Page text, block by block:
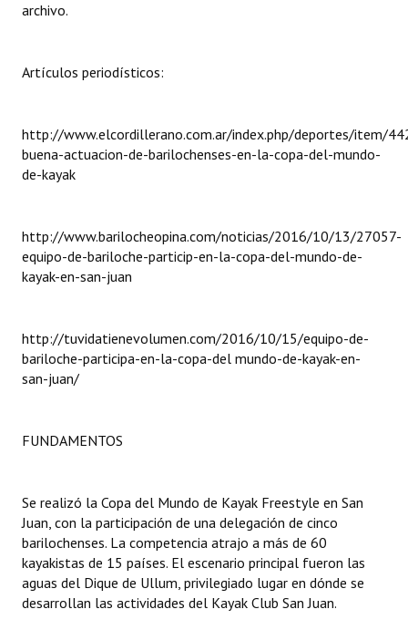
Proyectos Presentados
Actas de Sesión
Informes de Unidad Coordinadora
Actas de Audiencias Públicas
Comunicaciones
Declaraciones
Resoluciones de Presidencia
Antiguos Pobladores
Noticias Destacadas
Registros y Distinciones
archivo.
Artículos periodísticos:
http://www.elcordillerano.com.ar/index.php/deportes/item/
buena-actuacion-de-barilochenses-en-la-copa-del-mundo-
de-kayak
http://www.barilocheopina.com/noticias/2016/10/13/27057-
equipo-de-bariloche-particip-en-la-copa-del-mundo-de-
kayak-en-san-juan
http://tuvidatienevolumen.com/2016/10/15/equipo-de-
bariloche-participa-en-la-copa-del mundo-de-kayak-en-
san-juan/
FUNDAMENTOS
Se realizó la Copa del Mundo de Kayak Freestyle en San
Juan, con la participación de una delegación de cinco
barilochenses. La competencia atrajo a más de 60
kayakistas de 15 países. El escenario principal fueron las
aguas del Dique de Ullum, privilegiado lugar en dónde se
desarrollan las actividades del Kayak Club San Juan.